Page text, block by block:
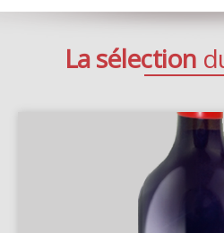
Présentation en
Nos vins
Quel vin Château Vieux
Contact
La sélection